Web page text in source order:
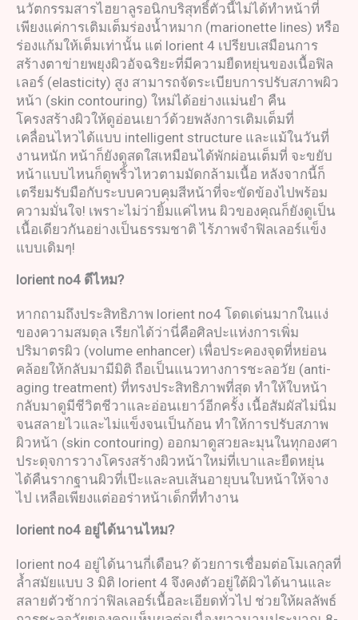
นวัตกรรมสารไฮยาลูรอนิกบริสุทธิ์ตัวนี้ไม่ได้ทำหน้าที่
เพียงแค่การเติมเต็มร่องน้ำหมาก (marionette lines) หรือ
ร่องแก้มให้เต็มเท่านั้น แต่ lorient 4 เปรียบเสมือนการ
สร้างตาข่ายพยุงผิวอัจฉริยะที่มีความยืดหยุ่นของเนื้อฟิล
เลอร์ (elasticity) สูง สามารถจัดระเบียบการปรับสภาพผิว
หน้า (skin contouring) ใหม่ได้อย่างแม่นยำ คืน
โครงสร้างผิวให้ดูอ่อนเยาว์ด้วยพลังการเติมเต็มที่
เคลื่อนไหวได้แบบ intelligent structure และแม้ในวันที่
งานหนัก หน้าก็ยังดูสดใสเหมือนได้พักผ่อนเต็มที่ จะขยับ
หน้าแบบไหนก็ดูพริ้วไหวตามมัดกล้ามเนื้อ หลังจากนี้ก็
เตรียมรับมือกับระบบควบคุมสีหน้าที่จะขัดข้องไปพร้อม
ความมั่นใจ! เพราะไม่ว่ายิ้มแค่ไหน ผิวของคุณก็ยังดูเป็น
เนื้อเดียวกันอย่างเป็นธรรมชาติ ไร้ภาพจำฟิลเลอร์แข็ง
แบบเดิมๆ!
lorient no4 ดีไหม?
หากถามถึงประสิทธิภาพ lorient no4 โดดเด่นมากในแง่
ของความสมดุล เรียกได้ว่านี่คือศิลปะแห่งการเพิ่ม
ปริมาตรผิว (volume enhancer) เพื่อประคองจุดที่หย่อน
คล้อยให้กลับมามีมิติ ถือเป็นแนวทางการชะลอวัย (anti-
aging treatment) ที่ทรงประสิทธิภาพที่สุด ทำให้ใบหน้า
กลับมาดูมีชีวิตชีวาและอ่อนเยาว์อีกครั้ง เนื้อสัมผัสไม่นิ่ม
จนสลายไวและไม่แข็งจนเป็นก้อน ทำให้การปรับสภาพ
ผิวหน้า (skin contouring) ออกมาดูสวยละมุนในทุกองศา
ประดุจการวางโครงสร้างผิวหน้าใหม่ที่เบาและยืดหยุ่น
ได้คืนรากฐานผิวที่เป๊ะและลบเส้นอายุบนใบหน้าให้จาง
ไป เหลือเพียงแต่ออร่าหน้าเด็กที่ทำงาน
lorient no4 อยู่ได้นานไหม?
lorient no4 อยู่ได้นานกี่เดือน? ด้วยการเชื่อมต่อโมเลกุลที่
ล้ำสมัยแบบ 3 มิติ lorient 4 จึงคงตัวอยู่ใต้ผิวได้นานและ
สลายตัวช้ากว่าฟิลเลอร์เนื้อละเอียดทั่วไป ช่วยให้ผลลัพธ์